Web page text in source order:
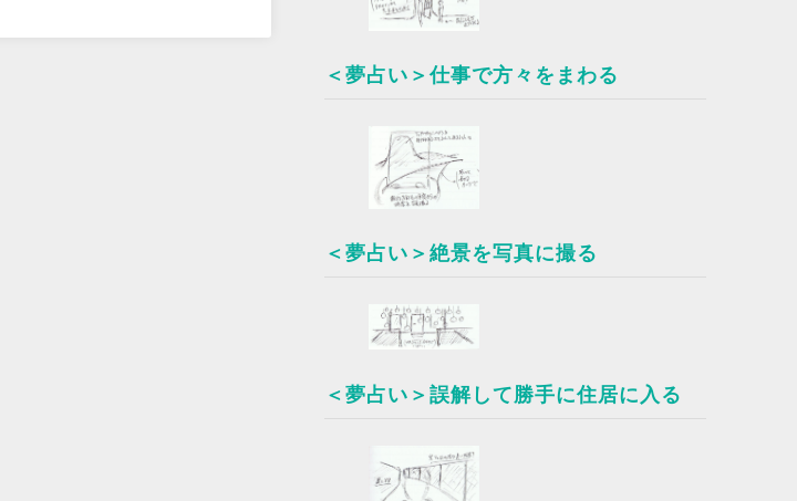
＜夢占い＞仕事で方々をまわる
＜夢占い＞絶景を写真に撮る
＜夢占い＞誤解して勝手に住居に入る